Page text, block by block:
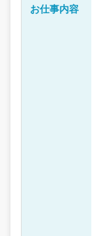
お仕事内容